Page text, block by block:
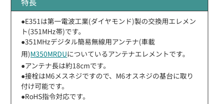
●E351は第一電波工業(ダイヤモンド)製の交換用エレメン
ト(351MHz帯)です。
●351MHzデジタル簡易無線用アンテナ(車載
用)M350MRDUについているアンテナエレメントです。
●アンテナ長は約18cmです。
●接栓はM6メスネジですので、M6オスネジの基台に取り
付け可能です。
●RoHS指令対応です。